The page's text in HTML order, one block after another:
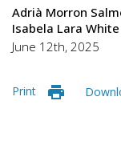
Adrià Morron
Isabela Lara White
June 12th, 2025
Print